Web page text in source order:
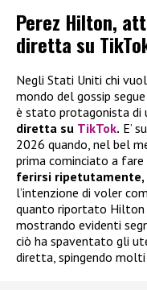
Perez Hilton,
diretta su
Negli Stati Uniti chi
mondo del gossip
è stato protagonista
diretta su TikTok. E’
2026 quando, nel bel
prima cominciato a
ferirsi ripetutamente,
l’intenzione di voler
quanto riportato Hilton
mostrando evidenti
ciò ha spaventato gli
diretta, spingendo molti